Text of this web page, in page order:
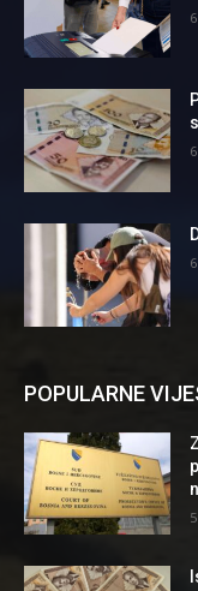
POPULARNE